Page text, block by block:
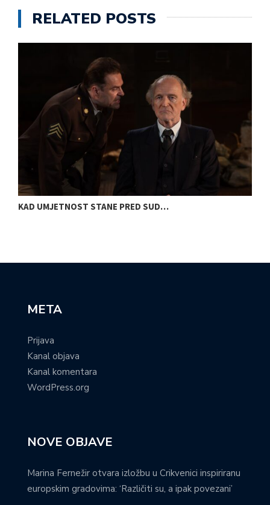
RELATED POSTS
KAD UMJETNOST STANE PRED SUD…
META
Prijava
Kanal objava
Kanal komentara
WordPress.org
NOVE OBJAVE
Marina Fernežir otvara izložbu u Crikvenici inspiriranu
europskim gradovima: ‘Različiti su, a ipak povezani’